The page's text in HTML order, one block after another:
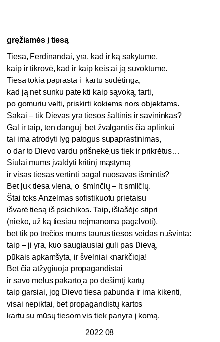
gręžiamės į tiesą
Tiesa, Ferdinandai, yra, kad ir ką sakytume,
kaip ir tikrovė, kad ir kaip keistai ją suvoktume.
Tiesa tokia paprasta ir kartu sudėtinga,
kad ją net sunku pateikti kaip sąvoką, tarti,
po gomuriu velti, priskirti kokiems nors objektams.
Sakai – tik Dievas yra tiesos šaltinis ir savininkas?
Gal ir taip, ten danguj, bet žvalgantis čia aplinkui
tai ima atrodyti lyg patogus supaprastinimas,
o dar to Dievo vardu prišnekėjus tiek ir prikrėtus…
Siūlai mums įvaldyti kritinį mąstymą
ir visas tiesas vertinti pagal nuosavas išmintis?
Bet juk tiesa viena, o išminčių – it smilčių.
Štai toks Anzelmas sofistikuotu prietaisu
išvarė tiesą iš psichikos. Taip, išlašėjo stipri
(nieko, už ką tiesiau neįmanoma pagalvoti),
bet tik po trečios mums taurus tiesos veidas nušvinta:
taip – ji yra, kuo saugiausiai guli pas Dievą,
pūkais apkamšyta, ir švelniai knarkčioja!
Bet čia atžygiuoja propagandistai
ir savo melus pakartoja po dešimtį kartų
taip garsiai, jog Dievo tiesa pabunda ir ima kikenti,
visai nepiktai, bet propagandistų kartos
kartu su mūsų tiesom vis tiek panyra į komą.
2022 08